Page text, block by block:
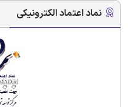
نماد اعتماد الکترونیکی